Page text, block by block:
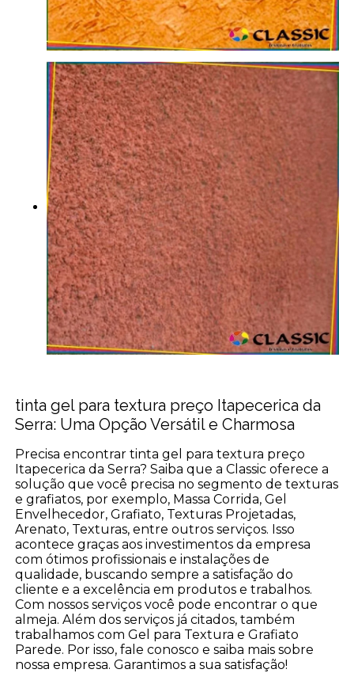
tinta gel para textura preço Itapecerica da
Serra: Uma Opção Versátil e Charmosa
Precisa encontrar tinta gel para textura preço
Itapecerica da Serra? Saiba que a Classic oferece a
solução que você precisa no segmento de texturas
e grafiatos, por exemplo, Massa Corrida, Gel
Envelhecedor, Grafiato, Texturas Projetadas,
Arenato, Texturas, entre outros serviços. Isso
acontece graças aos investimentos da empresa
com ótimos profissionais e instalações de
qualidade, buscando sempre a satisfação do
cliente e a excelência em produtos e trabalhos.
Com nossos serviços você pode encontrar o que
almeja. Além dos serviços já citados, também
trabalhamos com Gel para Textura e Grafiato
Parede. Por isso, fale conosco e saiba mais sobre
nossa empresa. Garantimos a sua satisfação!